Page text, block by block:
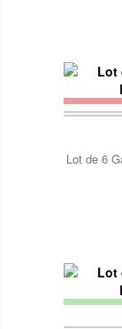
Lot de 6